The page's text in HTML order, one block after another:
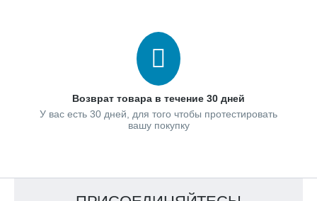
Возврат товара в течение 30 дней
У вас есть 30 дней, для того чтобы протестировать
вашу покупку